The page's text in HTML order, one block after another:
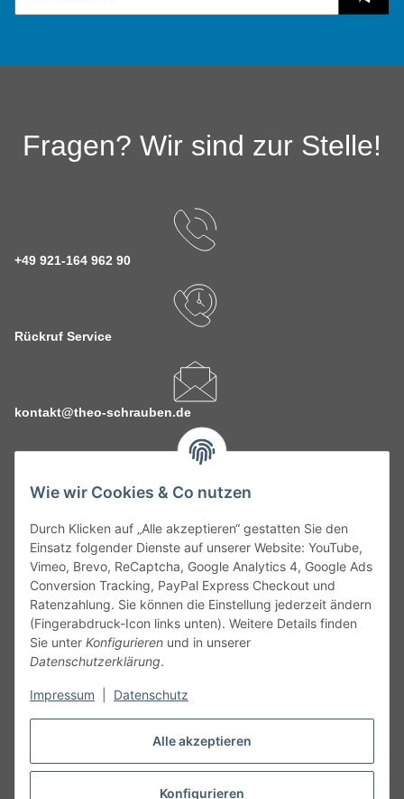
Alle akzeptieren
Konfigurieren
Wie wir Cookies & Co nutzen
Durch Klicken auf „Alle akzeptieren“ gestatten Sie den
Einsatz folgender Dienste auf unserer Website: YouTube,
Vimeo, Brevo, ReCaptcha, Google Analytics 4, Google Ads
Conversion Tracking, PayPal Express Checkout und
Ratenzahlung. Sie können die Einstellung jederzeit ändern
(Fingerabdruck-Icon links unten). Weitere Details finden
Sie unter Konfigurieren und in unserer
Datenschutzerklärung.
Impressum Datenschutz
Fragen? Wir sind zur Stelle!
+49 921-164 962 90
Rückruf Service
kontakt@theo-schrauben.de
Service
Gesetzliche Informationen
Alle technischen Angaben ohne Gewähr. Irrtümer und fehlerhafte
Angaben vorbehalten. Wenn Sie Datenblätter oder spezielle
unseren Kundenservice. Abbildungen der Artikel können
Vertrag widerrufen